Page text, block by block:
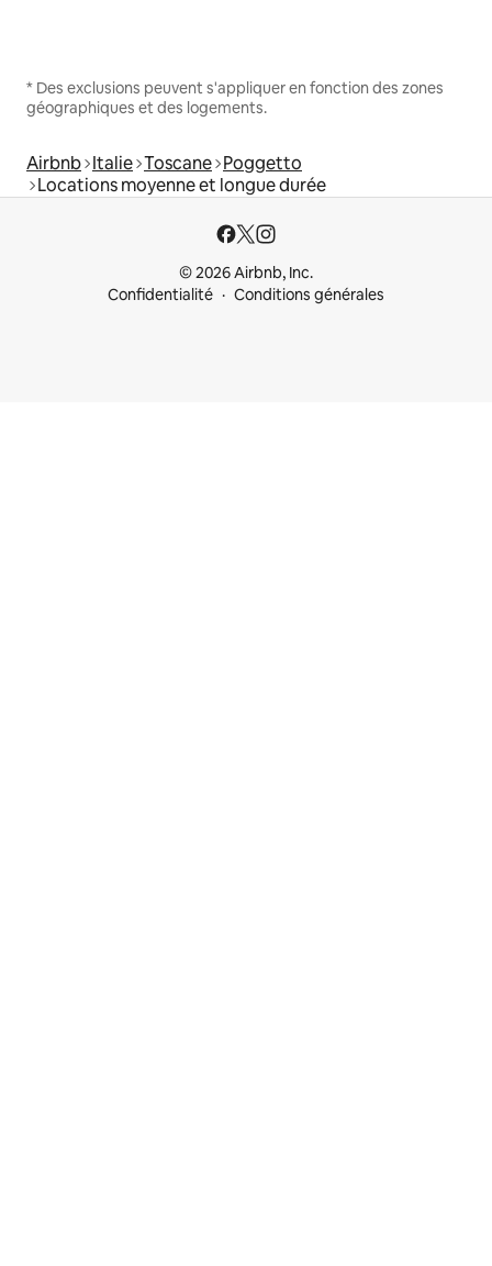
* Des exclusions peuvent s'appliquer en fonction des zones
géographiques et des logements.
Airbnb Italie Toscane Poggetto
Locations moyenne et longue durée
© 2026 Airbnb, Inc.
Confidentialité
Conditions générales